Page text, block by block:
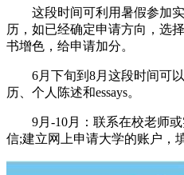
这段时间可利用暑假参加实
历，如已经确定申请方向，选
书增色，给申请加分。
6月下旬到8月这段时间可以
历、个人陈述和essays。
9月-10月：联系在校老师或
信;建立网上申请大学的账户，